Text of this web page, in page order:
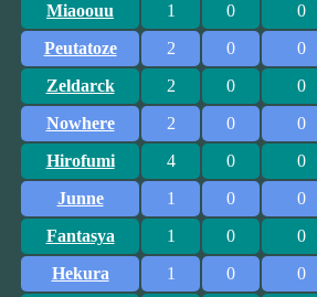
Miaoouu
1 0 0
Peutatoze
2 0 0
Zeldarck
2 0 0
Nowhere
2 0 0
Hirofumi
4 0 0
Junne
1 0 0
Fantasya
1 0 0
Hekura
1 0 0